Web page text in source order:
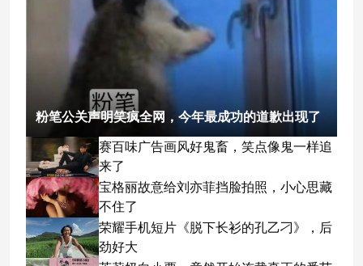
粉笔公关声明笑疯全网，今年最成功的道歉出现了
赛百味广告画风好鬼畜，笑点像鬼一样追
来了
宝格丽故意给刘亦菲挡脸拍照，小心思藏
不住了
荣耀手机短片《脱下长衫的孔乙刁》，后
劲好大